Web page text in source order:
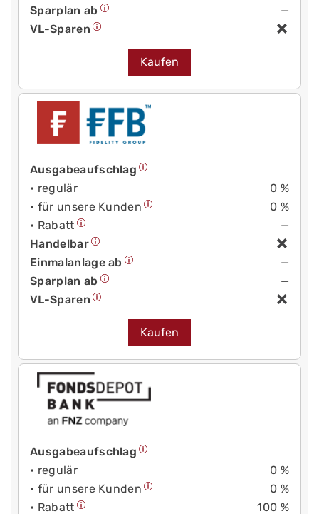
Sparplan ab
—
VL-Sparen
Kaufen
Ausgabeaufschlag
• regulär
0 %
• für unsere Kunden
0 %
• Rabatt
—
Handelbar
Einmalanlage ab
—
Sparplan ab
—
VL-Sparen
Kaufen
Ausgabeaufschlag
• regulär
0 %
• für unsere Kunden
0 %
• Rabatt
100 %